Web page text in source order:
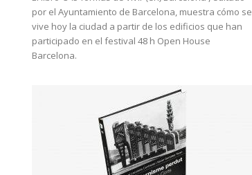
por el Ayuntamiento de Barcelona, muestra cómo se
vive hoy la ciudad a partir de los edificios que han
participado en el festival 48 h Open House
Barcelona.